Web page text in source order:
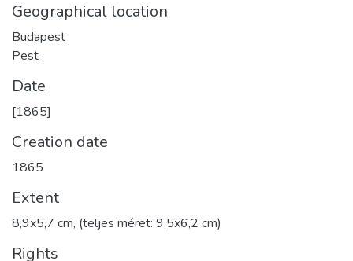
Geographical location
Budapest
Pest
Date
[1865]
Creation date
1865
Extent
8,9x5,7 cm, (teljes méret: 9,5x6,2 cm)
Rights